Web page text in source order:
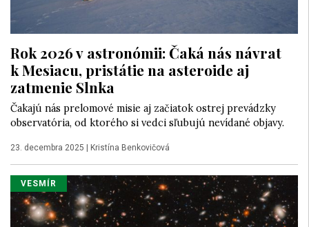
Rok 2026 v astronómii: Čaká nás návrat
k Mesiacu, pristátie na asteroide aj
zatmenie Slnka
Čakajú nás prelomové misie aj začiatok ostrej prevádzky
observatória, od ktorého si vedci sľubujú nevídané objavy.
23. decembra 2025 Kristína Benkovičová
VESMÍR